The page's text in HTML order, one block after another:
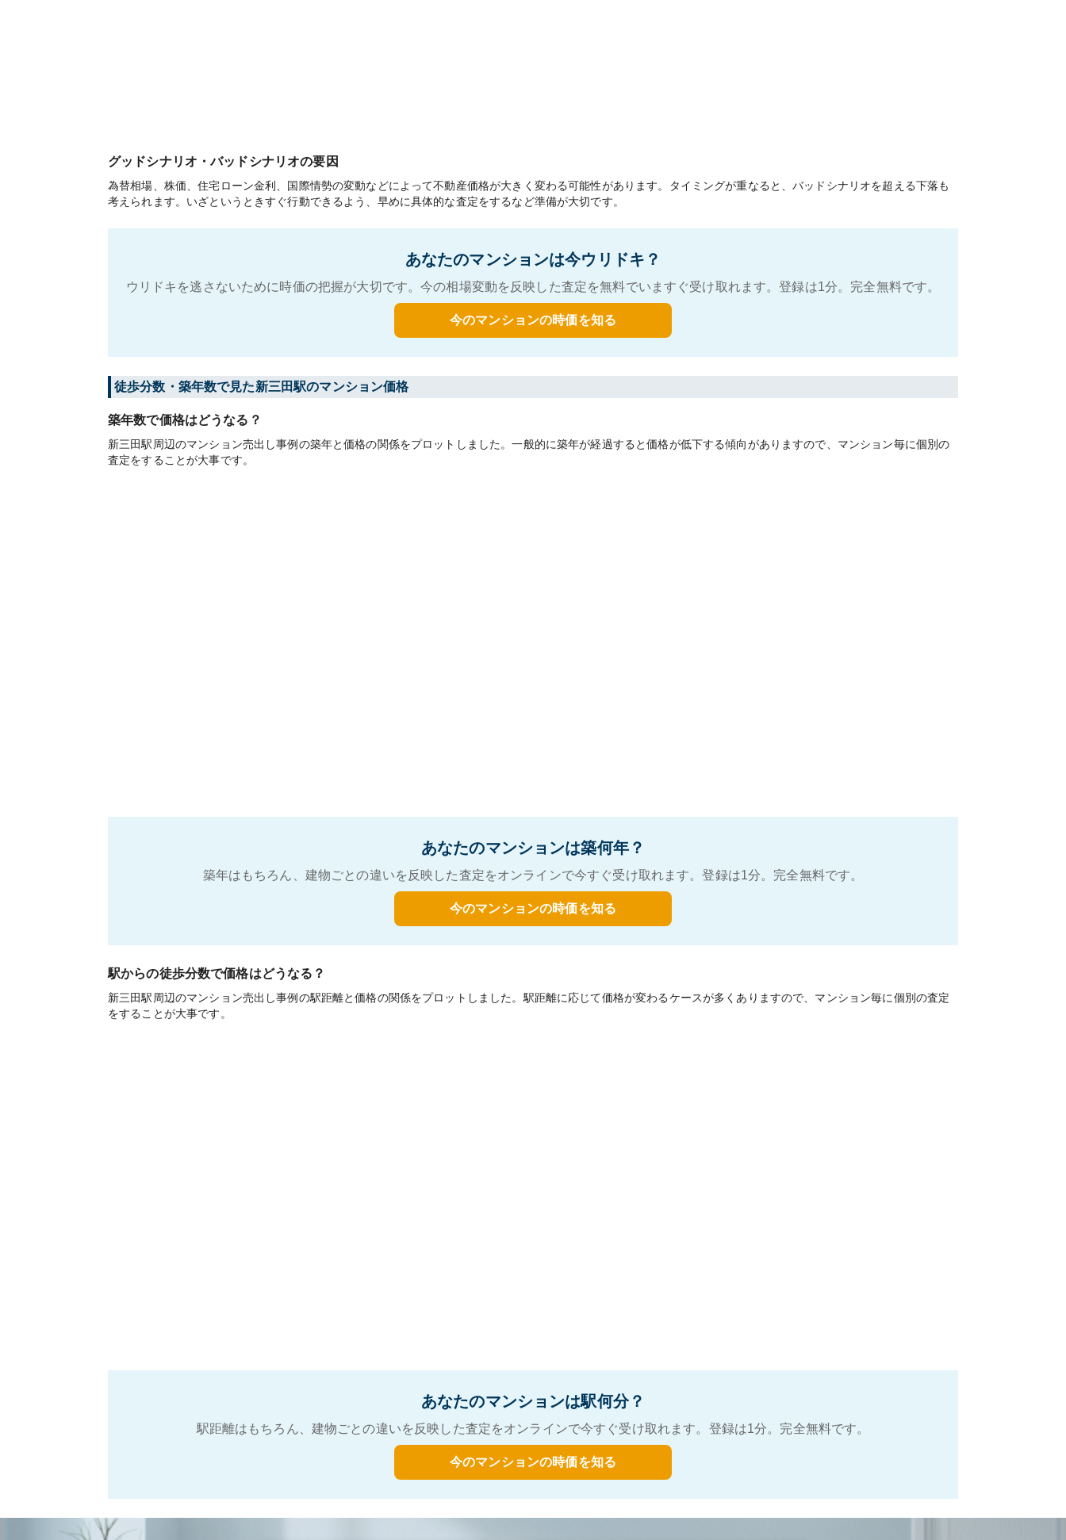
グッドシナリオ・バッドシナリオの要因
為替相場、株価、住宅ローン金利、国際情勢の変動などによって不動産価格が大きく変わる可能性があります。タイミングが重なると、バッドシナリオを超える下落も
考えられます。いざというときすぐ行動できるよう、早めに具体的な査定をするなど準備が大切です。
あなたのマンションは今ウリドキ？
ウリドキを逃さないために時価の把握が大切です。今の相場変動を反映した査定を無料でいますぐ受け取れます。登録は1分。完全無料です。
今のマンションの時価を知る
徒歩分数・築年数で見た新三田駅のマンション価格
築年数で価格はどうなる？
新三田駅周辺のマンション売出し事例の築年と価格の関係をプロットしました。一般的に築年が経過すると価格が低下する傾向がありますので、マンション毎に個別の
査定をすることが大事です。
あなたのマンションは築何年？
築年はもちろん、建物ごとの違いを反映した査定をオンラインで今すぐ受け取れます。登録は1分。完全無料です。
今のマンションの時価を知る
駅からの徒歩分数で価格はどうなる？
新三田駅周辺のマンション売出し事例の駅距離と価格の関係をプロットしました。駅距離に応じて価格が変わるケースが多くありますので、マンション毎に個別の査定
をすることが大事です。
あなたのマンションは駅何分？
駅距離はもちろん、建物ごとの違いを反映した査定をオンラインで今すぐ受け取れます。登録は1分。完全無料です。
今のマンションの時価を知る